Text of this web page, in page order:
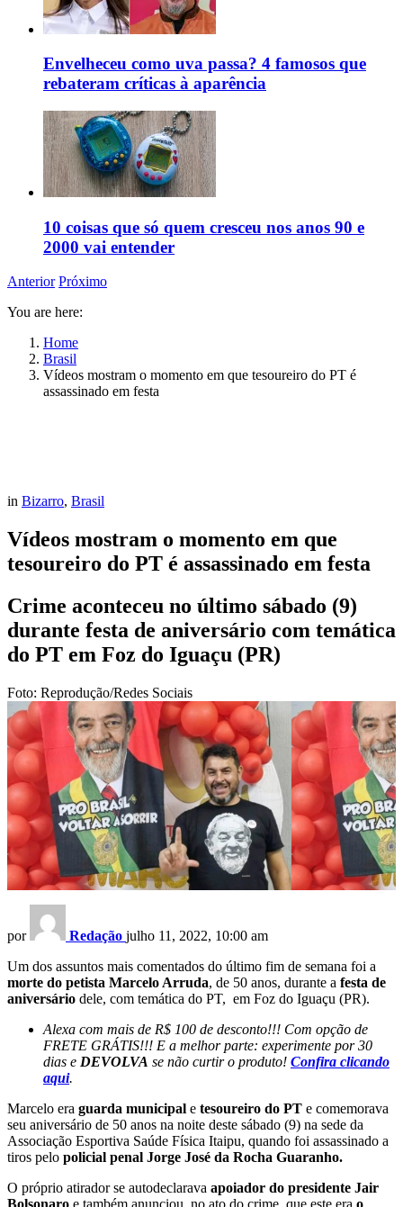
Envelheceu como uva passa? 4 famosos que
rebateram críticas à aparência
10 coisas que só quem cresceu nos anos 90 e
2000 vai entender
Anterior Próximo
You are here:
Home
Brasil
Vídeos mostram o momento em que tesoureiro do PT é
assassinado em festa
in Bizarro, Brasil
Vídeos mostram o momento em que
tesoureiro do PT é assassinado em festa
Crime aconteceu no último sábado (9)
durante festa de aniversário com temática
do PT em Foz do Iguaçu (PR)
Foto: Reprodução/Redes Sociais
por Redação julho 11, 2022, 10:00 am
Um dos assuntos mais comentados do último fim de semana foi a
morte do petista Marcelo Arruda, de 50 anos, durante a festa de
aniversário dele, com temática do PT, em Foz do Iguaçu (PR).
Alexa com mais de R$ 100 de desconto!!! Com opção de
FRETE GRÁTIS!!! E a melhor parte: experimente por 30
dias e DEVOLVA se não curtir o produto! Confira clicando
aqui.
Marcelo era guarda municipal e tesoureiro do PT e comemorava
seu aniversário de 50 anos na noite deste sábado (9) na sede da
Associação Esportiva Saúde Física Itaipu, quando foi assassinado a
tiros pelo policial penal Jorge José da Rocha Guaranho.
O próprio atirador se autodeclarava apoiador do presidente Jair